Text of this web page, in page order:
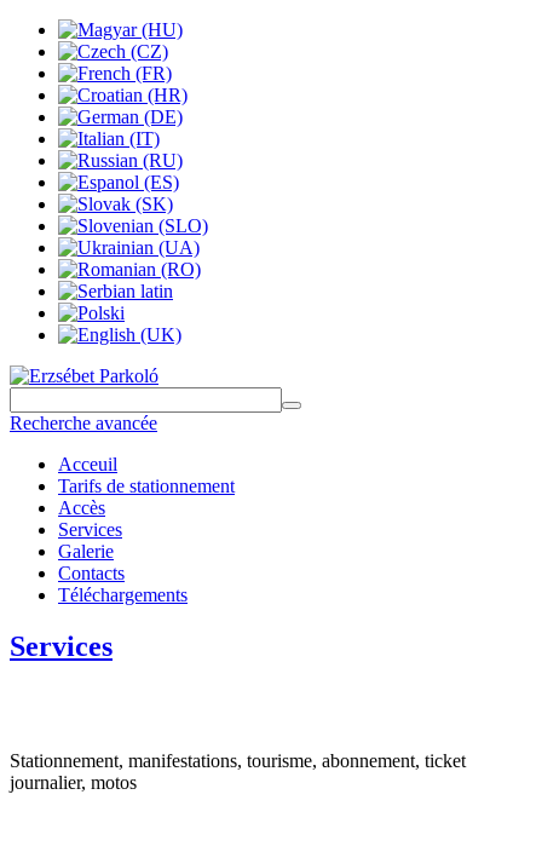
Recherche avancée
Acceuil
Tarifs de stationnement
Accès
Services
Galerie
Contacts
Téléchargements
Services
Stationnement, manifestations, tourisme, abonnement, ticket
journalier, motos